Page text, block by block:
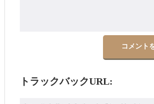
トラックバックURL: